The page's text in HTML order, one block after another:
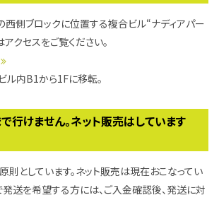
西側ブロックに位置する複合ビル“ナディアパー
アクセスをご覧ください。
ル内B1から1Fに移転。
行けません。ネット販売はしています
としています。ネット販売は現在おこなってい
発送を希望する方には、ご入金確認後、発送に対